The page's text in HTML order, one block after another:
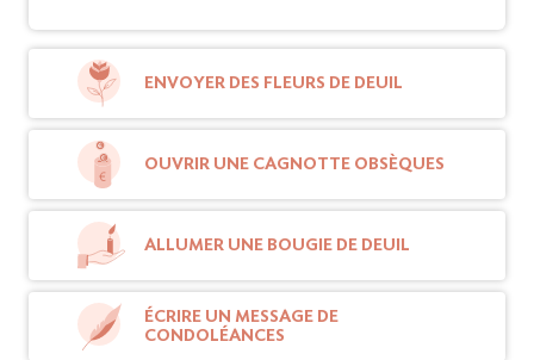
ENVOYER DES FLEURS DE DEUIL
OUVRIR UNE CAGNOTTE OBSÈQUES
ALLUMER UNE BOUGIE DE DEUIL
ÉCRIRE UN MESSAGE DE
CONDOLÉANCES